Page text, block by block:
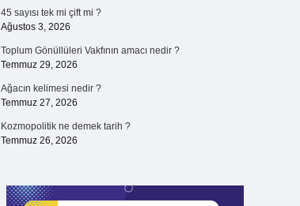
45 sayısı tek mi çift mi ?
Ağustos 3, 2026
Toplum Gönüllüleri Vakfının amacı nedir ?
Temmuz 29, 2026
Ağacın kelimesi nedir ?
Temmuz 27, 2026
Kozmopolitik ne demek tarih ?
Temmuz 26, 2026